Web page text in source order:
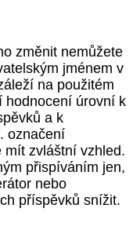
změnit nemůžete
jménem v
na použitém
hodnocení úrovní k
a k
označení
mít zvláštní vzhled.
přispíváním jen,
nebo
příspěvků snížit.